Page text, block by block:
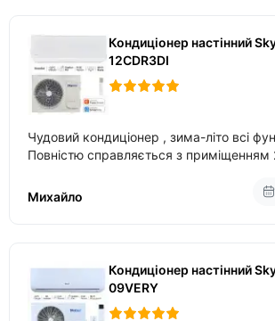
Кондиціонер настінний
12CDR3DI
Чудовий кондиціонер , зима-літо всі
Повністю справляється з
Михайло
Кондиціонер настінний
09VERY